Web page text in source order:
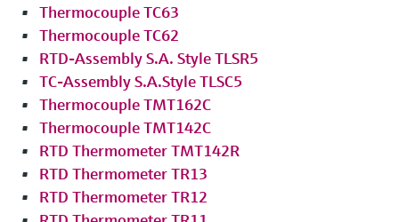
Thermocouple TC63
Thermocouple TC62
RTD-Assembly S.A. Style TLSR5
TC-Assembly S.A.Style TLSC5
Thermocouple TMT162C
Thermocouple TMT142C
RTD Thermometer TMT142R
RTD Thermometer TR13
RTD Thermometer TR12